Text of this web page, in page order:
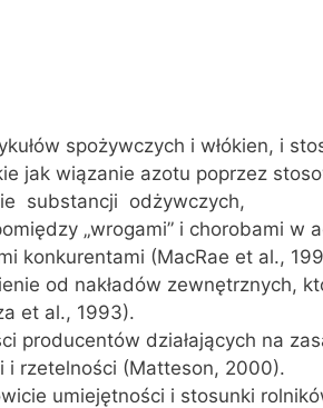
spożywczych i włókien, i
jak wiązanie azotu poprzez
substancji odżywczych,
„wrogami” i chorobami w
konkurentami (MacRae et al.,
od nakładów zewnętrznych,
et al., 1993).
producentów działających na
i rzetelności (Matteson, 2000).
umiejętności i stosunki